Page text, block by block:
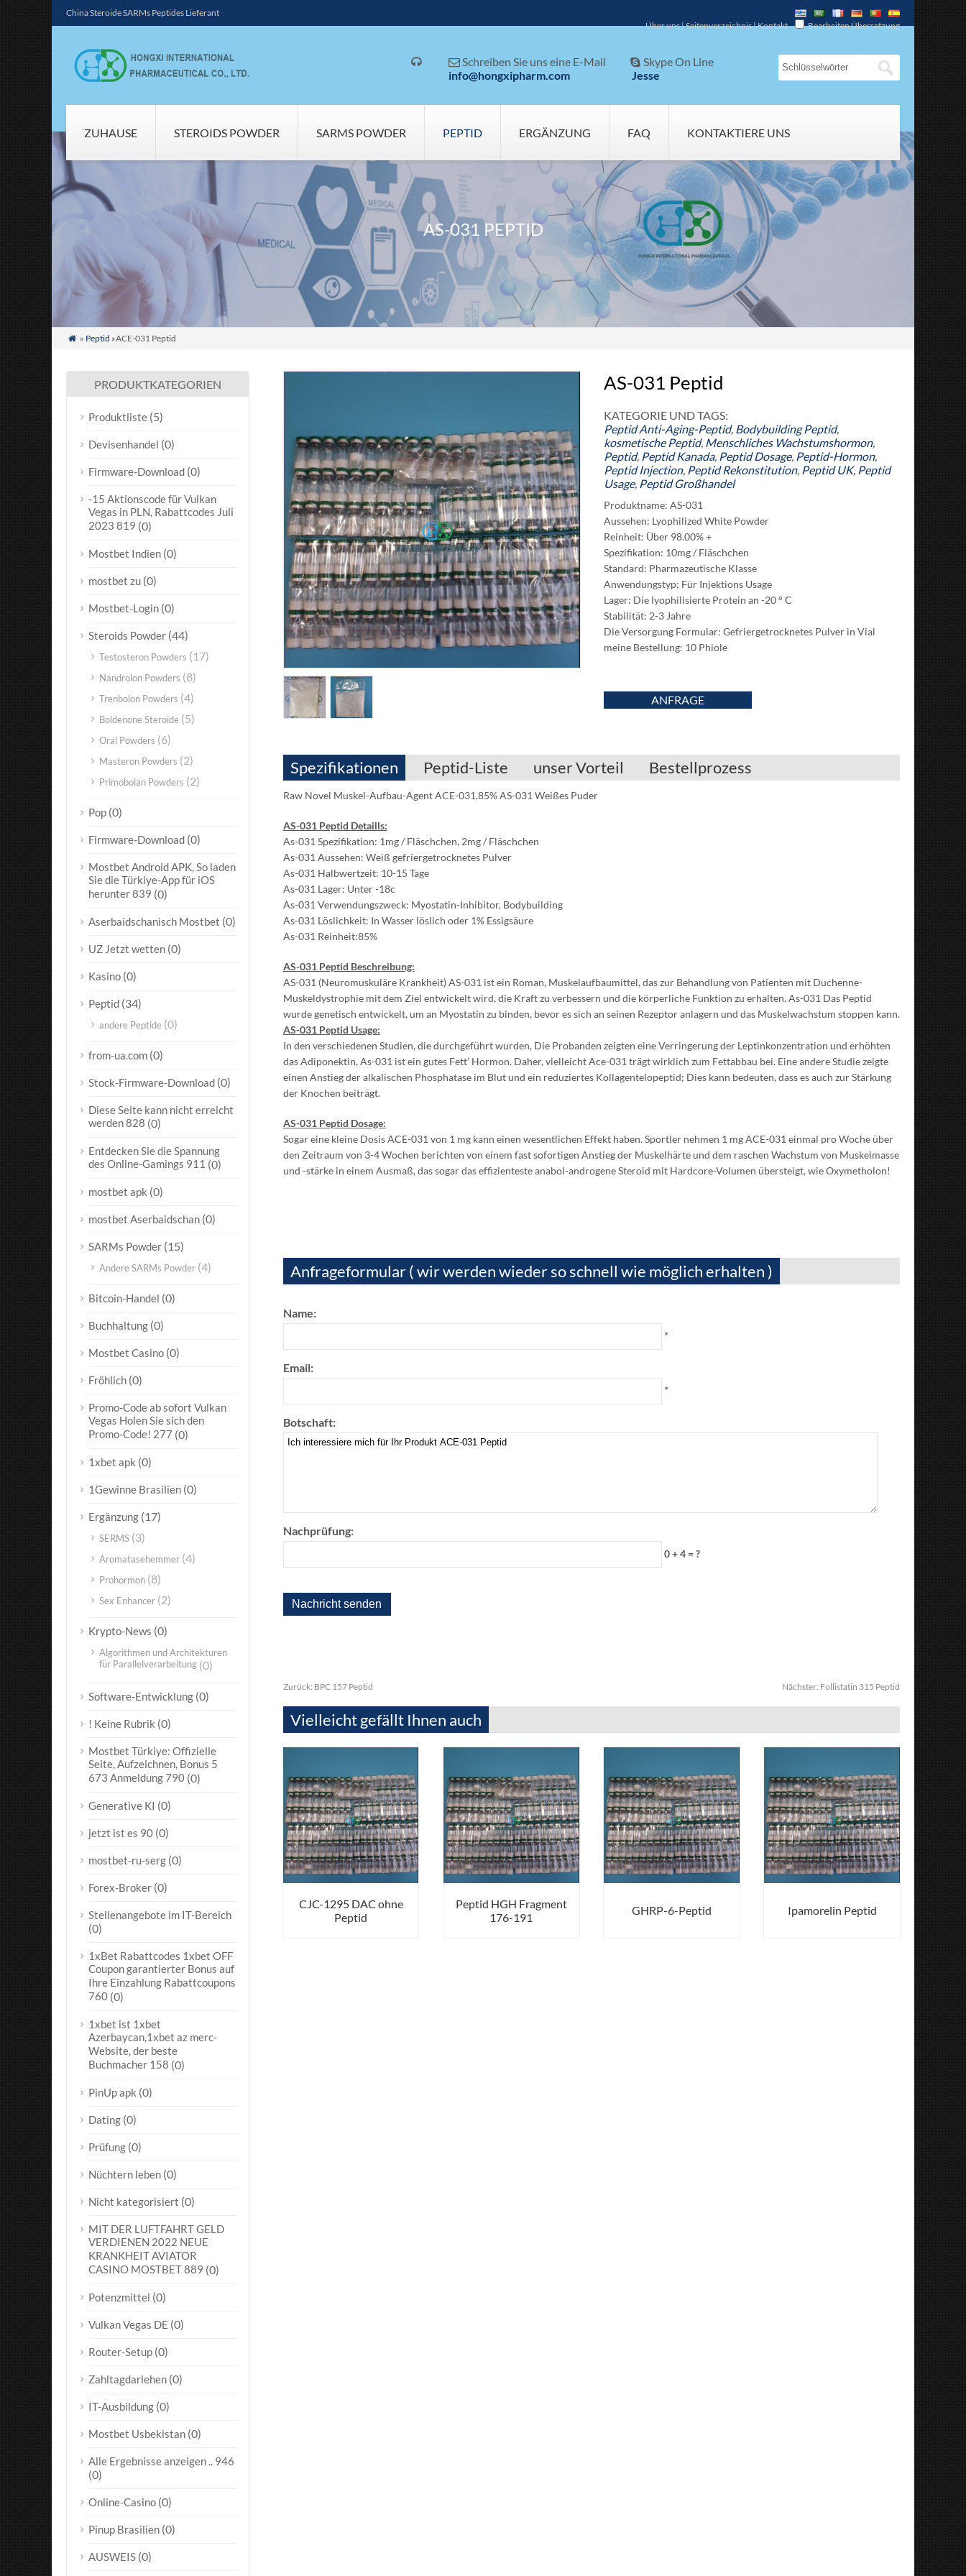
China Steroide SARMs Peptides Lieferant
Über uns|Seitenverzeichnis|Kontakt Bearbeiten Übersetzung
 Schreiben Sie uns eine E-Mail
info@hongxipharm.com
 Skype On Line
Jesse
ZUHAUSE STEROIDS POWDER SARMS POWDER PEPTID ERGÄNZUNG FAQ KONTAKTIERE UNS
AS-031 PEPTID
 » Peptid »ACE-031 Peptid
AS-031 Peptid
KATEGORIE UND TAGS:
Peptid Anti-Aging-Peptid, Bodybuilding Peptid,
kosmetische Peptid, Menschliches Wachstumshormon,
Peptid, Peptid Kanada, Peptid Dosage, Peptid-Hormon,
Peptid Injection, Peptid Rekonstitution, Peptid UK, Peptid
Usage, Peptid Großhandel
Produktname: AS-031
Aussehen: Lyophilized White Powder
Reinheit: Über 98.00% +
Spezifikation: 10mg / Fläschchen
Standard: Pharmazeutische Klasse
Anwendungstyp: Für Injektions Usage
Lager: Die lyophilisierte Protein an -20 ° C
Stabilität: 2-3 Jahre
Die Versorgung Formular: Gefriergetrocknetes Pulver in Vial
meine Bestellung: 10 Phiole
ANFRAGE
Spezifikationen Peptid-Liste unser Vorteil Bestellprozess
Raw Novel Muskel-Aufbau-Agent ACE-031,85% AS-031 Weißes Puder
AS-031 Peptid Detaills:
As-031 Spezifikation: 1mg / Fläschchen, 2mg / Fläschchen
As-031 Aussehen: Weiß gefriergetrocknetes Pulver
As-031 Halbwertzeit: 10-15 Tage
As-031 Lager: Unter -18c
As-031 Verwendungszweck: Myostatin-Inhibitor, Bodybuilding
As-031 Löslichkeit: In Wasser löslich oder 1% Essigsäure
As-031 Reinheit:85%
AS-031 Peptid Beschreibung:
AS-031 (Neuromuskuläre Krankheit) AS-031 ist ein Roman, Muskelaufbaumittel, das zur Behandlung von Patienten mit Duchenne-
Muskeldystrophie mit dem Ziel entwickelt wird, die Kraft zu verbessern und die körperliche Funktion zu erhalten. As-031 Das Peptid
wurde genetisch entwickelt, um an Myostatin zu binden, bevor es sich an seinen Rezeptor anlagern und das Muskelwachstum stoppen kann.
AS-031 Peptid Usage:
In den verschiedenen Studien, die durchgeführt wurden, Die Probanden zeigten eine Verringerung der Leptinkonzentration und erhöhten
das Adiponektin, As-031 ist ein gutes Fett’ Hormon. Daher, vielleicht Ace-031 trägt wirklich zum Fettabbau bei. Eine andere Studie zeigte
einen Anstieg der alkalischen Phosphatase im Blut und ein reduziertes Kollagentelopeptid; Dies kann bedeuten, dass es auch zur Stärkung
der Knochen beiträgt.
AS-031 Peptid Dosage:
Sogar eine kleine Dosis ACE-031 von 1 mg kann einen wesentlichen Effekt haben. Sportler nehmen 1 mg ACE-031 einmal pro Woche über
den Zeitraum von 3-4 Wochen berichten von einem fast sofortigen Anstieg der Muskelhärte und dem raschen Wachstum von Muskelmasse
und -stärke in einem Ausmaß, das sogar das effizienteste anabol-androgene Steroid mit Hardcore-Volumen übersteigt, wie Oxymetholon!
Anfrageformular ( wir werden wieder so schnell wie möglich erhalten )
Name:
*
Email:
*
Botschaft:
Nachprüfung:
0 + 4 = ?
Zurück: BPC 157 Peptid Nächster: Follistatin 315 Peptid
Vielleicht gefällt Ihnen auch
CJC-1295 DAC ohne
Peptid
Peptid HGH Fragment
176-191
GHRP-6-Peptid Ipamorelin Peptid
PRODUKTKATEGORIEN
Produktliste (5)
Devisenhandel (0)
Firmware-Download (0)
-15 Aktionscode für Vulkan
Vegas in PLN, Rabattcodes Juli
2023 819 (0)
Mostbet Indien (0)
mostbet zu (0)
Mostbet-Login (0)
Steroids Powder (44)
Testosteron Powders (17)
Nandrolon Powders (8)
Trenbolon Powders (4)
Boldenone Steroide (5)
Oral Powders (6)
Masteron Powders (2)
Primobolan Powders (2)
Pop (0)
Firmware-Download (0)
Mostbet Android APK, So laden
Sie die Türkiye-App für iOS
herunter 839 (0)
Aserbaidschanisch Mostbet (0)
UZ Jetzt wetten (0)
Kasino (0)
Peptid (34)
andere Peptide (0)
from-ua.com (0)
Stock-Firmware-Download (0)
Diese Seite kann nicht erreicht
werden 828 (0)
Entdecken Sie die Spannung
des Online-Gamings 911 (0)
mostbet apk (0)
mostbet Aserbaidschan (0)
SARMs Powder (15)
Andere SARMs Powder (4)
Bitcoin-Handel (0)
Buchhaltung (0)
Mostbet Casino (0)
Fröhlich (0)
Promo-Code ab sofort Vulkan
Vegas Holen Sie sich den
Promo-Code! 277 (0)
1xbet apk (0)
1Gewinne Brasilien (0)
Ergänzung (17)
SERMS (3)
Aromatasehemmer (4)
Prohormon (8)
Sex Enhancer (2)
Krypto-News (0)
Algorithmen und Architekturen
für Parallelverarbeitung (0)
Software-Entwicklung (0)
! Keine Rubrik (0)
Mostbet Türkiye: Offizielle
Seite, Aufzeichnen, Bonus 5
673 Anmeldung 790 (0)
Generative KI (0)
jetzt ist es 90 (0)
mostbet-ru-serg (0)
Forex-Broker (0)
Stellenangebote im IT-Bereich
(0)
1xBet Rabattcodes 1xbet OFF
Coupon garantierter Bonus auf
Ihre Einzahlung Rabattcoupons
760 (0)
1xbet ist 1xbet
Azerbaycan,1xbet az merc-
Website, der beste
Buchmacher 158 (0)
PinUp apk (0)
Dating (0)
Prüfung (0)
Nüchtern leben (0)
Nicht kategorisiert (0)
MIT DER LUFTFAHRT GELD
VERDIENEN 2022 NEUE
KRANKHEIT AVIATOR
CASINO MOSTBET 889 (0)
Potenzmittel (0)
Vulkan Vegas DE (0)
Router-Setup (0)
Zahltagdarlehen (0)
IT-Ausbildung (0)
Mostbet Usbekistan (0)
Alle Ergebnisse anzeigen .. 946
(0)
Online-Casino (0)
Pinup Brasilien (0)
AUSWEIS (0)